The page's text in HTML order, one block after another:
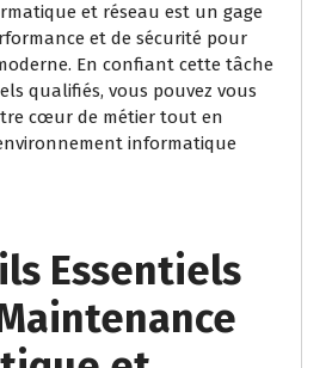
et réseau est un gage
et de sécurité pour
En confiant cette tâche
qualifiés, vous pouvez vous
cœur de métier tout en
informatique
Essentiels